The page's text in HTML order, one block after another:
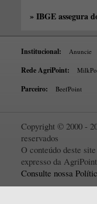
» IBGE assegura
Institucional: Anuncie
Rede AgriPoint:
Parceiro: BeefPoint
Copyright © 2000 -
reservados
O conteúdo deste
expresso da
Consulte nossa